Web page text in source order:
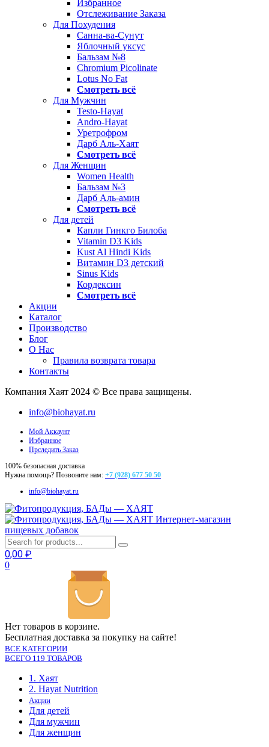
Избранное
Отслеживание Заказа
Для Похудения
Санна-ва-Сунут
Яблочный уксус
Бальзам №8
Chromium Picolinate
Lotus No Fat
Смотреть всё
Для Мужчин
Testo-Hayat
Andro-Hayat
Уретрофром
Дарб Аль-Хаят
Смотреть всё
Для Женщин
Women Health
Бальзам №3
Дарб Аль-амин
Смотреть всё
Для детей
Капли Гинкго Билоба
Vitamin D3 Kids
Kust Al Hindi Kids
Витамин D3 детский
Sinus Kids
Кордексин
Смотреть всё
Акции
Каталог
Производство
Блог
О Нас
Правила возврата товара
Контакты
Компания Хаят 2024 © Все права защищены.
info@biohayat.ru
Мой Аккаунт
Избранное
Прследить Заказ
100% безопасная доставка
Нужна помощь? Позвоните нам: +7 (928) 677 50 50
info@biohayat.ru
Интернет-магазин
пищевых добавок
0,00 ₽
0
Нет товаров в корзине.
Бесплатная доставка за покупку на сайте!
ВСЕ КАТЕГОРИИ
ВСЕГО 119 ТОВАРОВ
1. Хаят
2. Hayat Nutrition
Акции
Для детей
Для мужчин
Для женщин